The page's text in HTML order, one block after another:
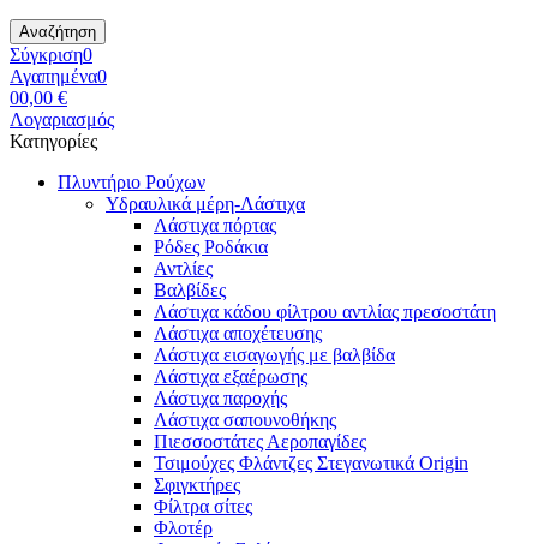
Αναζήτηση
Σύγκριση0
Αγαπημένα0
00,00 €
Λογαριασμός
Κατηγορίες
Πλυντήριο Ρούχων
Υδραυλικά μέρη-Λάστιχα
Λάστιχα πόρτας
Ρόδες Ροδάκια
Αντλίες
Βαλβίδες
Λάστιχα κάδου φίλτρου αντλίας πρεσοστάτη
Λάστιχα αποχέτευσης
Λάστιχα εισαγωγής με βαλβίδα
Λάστιχα εξαέρωσης
Λάστιχα παροχής
Λάστιχα σαπουνοθήκης
Πιεσσοστάτες Αεροπαγίδες
Τσιμούχες Φλάντζες Στεγανωτικά Origin
Σφιγκτήρες
Φίλτρα σίτες
Φλοτέρ